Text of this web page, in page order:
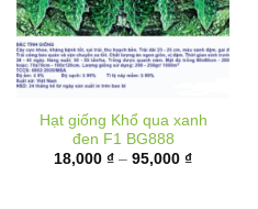
Hạt giống Khổ qua xanh
đen F1 BG888
18,000 ₫ – 95,000 ₫Khoảng